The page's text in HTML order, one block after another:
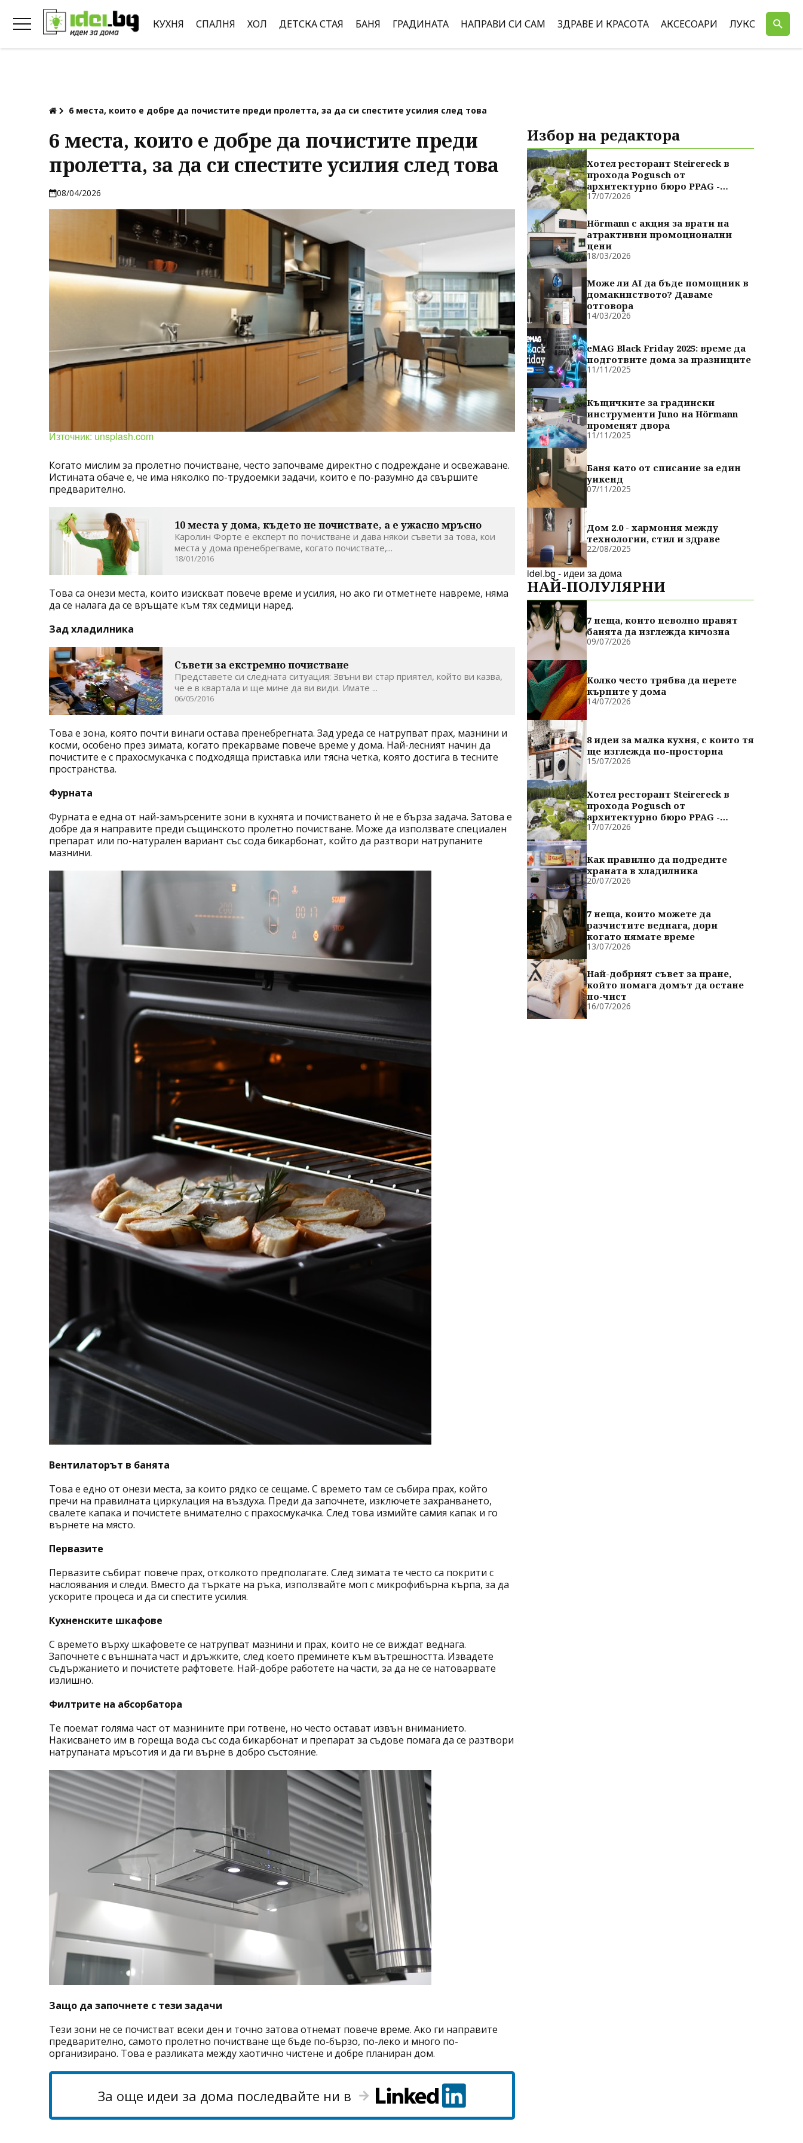
КУХНЯ СПАЛНЯ ХОЛ ДЕТСКА СТАЯ БАНЯ ГРАДИНАТА НАПРАВИ СИ САМ ЗДРАВЕ И КРАСОТА АКСЕСОАРИ ЛУКС
6 места, които е добре да почистите преди пролетта, за да си спестите усилия след това
6 места, които е добре да почистите преди
пролетта, за да си спестите усилия след това
08/04/2026
Източник: unsplash.com
Когато мислим за пролетно почистване, често започваме директно с подреждане и освежаване.
Истината обаче е, че има няколко по-трудоемки задачи, които е по-разумно да свършите
предварително.
10 места у дома, където не почиствате, а е ужасно мръсно
Каролин Форте е експерт по почистване и дава някои съвети за това, кои
места у дома пренебрегваме, когато почиствате,...
18/01/2016
Това са онези места, които изискват повече време и усилия, но ако ги отметнете навреме, няма
да се налага да се връщате към тях седмици наред.
Зад хладилника
Съвети за екстремно почистване
Представете си следната ситуация: Звъни ви стар приятел, който ви казва,
че е в квартала и ще мине да ви види. Имате ...
06/05/2016
Това е зона, която почти винаги остава пренебрегната. Зад уреда се натрупват прах, мазнини и
косми, особено през зимата, когато прекарваме повече време у дома. Най-лесният начин да
почистите е с прахосмукачка с подходяща приставка или тясна четка, която достига в тесните
пространства.
Фурната
Фурната е една от най-замърсените зони в кухнята и почистването ѝ не е бърза задача. Затова е
добре да я направите преди същинското пролетно почистване. Може да използвате специален
препарат или по-натурален вариант със сода бикарбонат, който да разтвори натрупаните
мазнини.
Вентилаторът в банята
Това е едно от онези места, за които рядко се сещаме. С времето там се събира прах, който
пречи на правилната циркулация на въздуха. Преди да започнете, изключете захранването,
свалете капака и почистете внимателно с прахосмукачка. След това измийте самия капак и го
върнете на място.
Первазите
Первазите събират повече прах, отколкото предполагате. След зимата те често са покрити с
наслоявания и следи. Вместо да търкате на ръка, използвайте моп с микрофибърна кърпа, за да
ускорите процеса и да си спестите усилия.
Кухненските шкафове
С времето върху шкафовете се натрупват мазнини и прах, които не се виждат веднага.
Започнете с външната част и дръжките, след което преминете към вътрешността. Извадете
съдържанието и почистете рафтовете. Най-добре работете на части, за да не се натоварвате
излишно.
Филтрите на абсорбатора
Те поемат голяма част от мазнините при готвене, но често остават извън вниманието.
Накисването им в гореща вода със сода бикарбонат и препарат за съдове помага да се разтвори
натрупаната мръсотия и да ги върне в добро състояние.
Защо да започнете с тези задачи
Тези зони не се почистват всеки ден и точно затова отнемат повече време. Ако ги направите
предварително, самото пролетно почистване ще бъде по-бързо, по-леко и много по-
организирано. Това е разликата между хаотично чистене и добре планиран дом.
За още идеи за дома последвайте ни в
Избор на редактора
Хотел ресторант Steirereck в
прохода Pogusch от
архитектурно бюро PPAG -
духовно сродни
17/07/2026
Hörmann с акция за врати на
атрактивни промоционални
цени
18/03/2026
Може ли AI да бъде помощник в
домакинството? Даваме
отговора
14/03/2026
eMAG Black Friday 2025: време да
подготвите дома за празниците
11/11/2025
Къщичките за градински
инструменти Juno на Hörmann
променят двора
11/11/2025
Баня като от списание за един
уикенд
07/11/2025
Дом 2.0 - хармония между
технологии, стил и здраве
22/08/2025
idei.bg - идеи за дома
НАЙ-ПОЛУЛЯРНИ
7 неща, които неволно правят
банята да изглежда кичозна
09/07/2026
Колко често трябва да перете
кърпите у дома
14/07/2026
8 идеи за малка кухня, с които тя
ще изглежда по-просторна
15/07/2026
Хотел ресторант Steirereck в
прохода Pogusch от
архитектурно бюро PPAG -
духовно сродни
17/07/2026
Как правилно да подредите
храната в хладилника
20/07/2026
7 неща, които можете да
разчистите веднага, дори
когато нямате време
13/07/2026
Най-добрият съвет за пране,
който помага домът да остане
по-чист
16/07/2026